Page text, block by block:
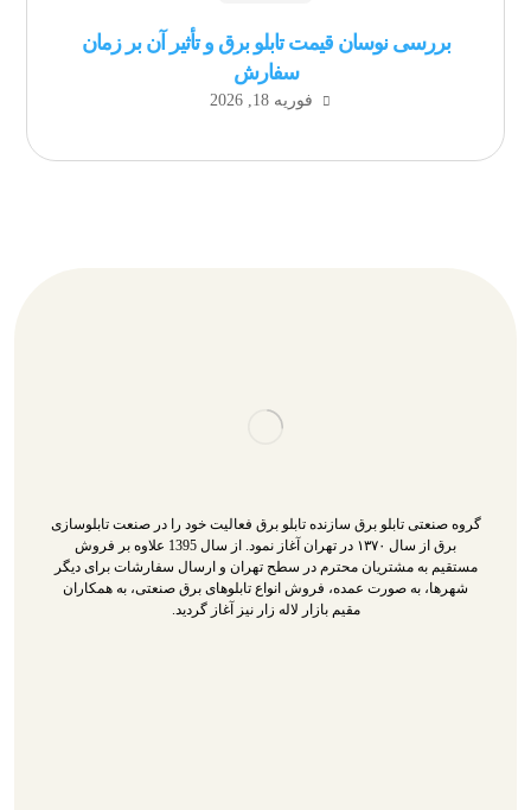
بررسی نوسان قیمت تابلو برق و تأثیر آن بر زمان
سفارش
فوریه 18, 2026
گروه صنعتی تابلو برق سازنده تابلو برق فعالیت خود را در صنعت تابلوسازی
برق از سال ۱۳۷۰ در تهران آغاز نمود. از سال 1395 علاوه بر فروش
مستقیم به مشتریان محترم در سطح تهران و ارسال سفارشات برای دیگر
شهرها، به صورت عمده، فروش انواع تابلوهای برق صنعتی، به همکاران
مقیم بازار لاله زار نیز آغاز گردید.